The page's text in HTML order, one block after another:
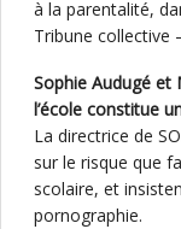
à la parentalité,
Tribune collective
Sophie Audugé et
l’école constitue
La directrice de
sur le risque que
scolaire, et
pornographie.